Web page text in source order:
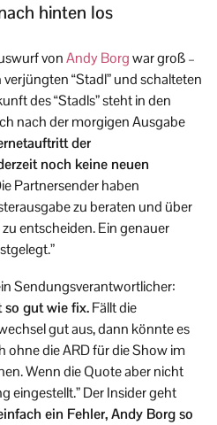
hinten los
vonAndy Borgwar groß –
“Stadl” und schalteten
des “Stadls” steht in den
nach der morgigen Ausgabe
der
noch keine neuen
Partnersender haben
zu beraten und über
entscheiden. Ein genauer
Sendungsverantwortlicher:
so gut wie fix.Fällt die
gut aus, dann könnte es
ohne die ARD für die Show im
Wenn die Quote aber nicht
eingestellt.” Der Insider geht
ein Fehler, Andy Borg so